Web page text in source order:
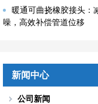
暖通可曲挠橡胶接头：
噪，高效补偿管道位移
新闻中心
公司新闻